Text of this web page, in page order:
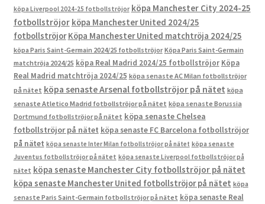
köpa Liverpool 2024-25 fotbollströjor köpa Manchester City 2024-25
fotbollströjor köpa Manchester United 2024/25
fotbollströjor Köpa Manchester United matchtröja 2024/25
köpa Paris Saint-Germain 2024/25 fotbollströjor Köpa Paris Saint-Germain
matchtröja 2024/25 köpa Real Madrid 2024/25 fotbollströjor Köpa
Real Madrid matchtröja 2024/25 köpa senaste AC Milan fotbollströjor
på nätet köpa senaste Arsenal fotbollströjor på nätet köpa
senaste Atletico Madrid fotbollströjor på nätet köpa senaste Borussia
Dortmund fotbollströjor på nätet köpa senaste Chelsea
fotbollströjor på nätet köpa senaste FC Barcelona fotbollströjor
på nätet köpa senaste Inter Milan fotbollströjor på nätet köpa senaste
Juventus fotbollströjor på nätet köpa senaste Liverpool fotbollströjor på
nätet köpa senaste Manchester City fotbollströjor på nätet
köpa senaste Manchester United fotbollströjor på nätet köpa
senaste Paris Saint-Germain fotbollströjor på nätet köpa senaste Real